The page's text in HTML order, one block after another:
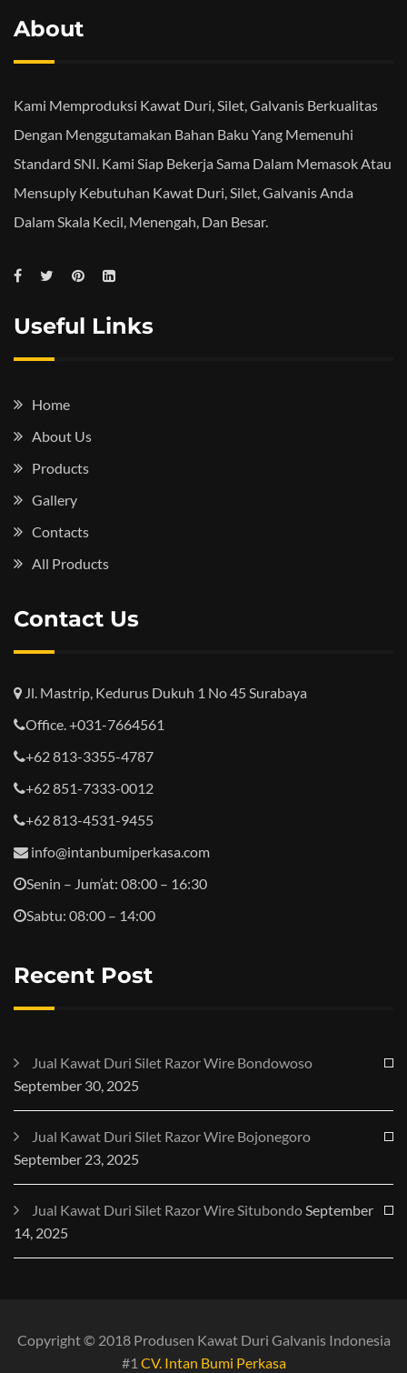
About
Kami Memproduksi Kawat Duri, Silet, Galvanis Berkualitas
Dengan Menggutamakan Bahan Baku Yang Memenuhi
Standard SNI. Kami Siap Bekerja Sama Dalam Memasok Atau
Mensuply Kebutuhan Kawat Duri, Silet, Galvanis Anda
Dalam Skala Kecil, Menengah, Dan Besar.
Useful Links
Home
About Us
Products
Gallery
Contacts
All Products
Contact Us
Jl. Mastrip, Kedurus Dukuh 1 No 45 Surabaya
Office. +031-7664561
+62 813-3355-4787
+62 851-7333-0012
+62 813-4531-9455
info@intanbumiperkasa.com
Senin – Jum’at: 08:00 – 16:30
Sabtu: 08:00 – 14:00
Recent Post
Jual Kawat Duri Silet Razor Wire Bondowoso
September 30, 2025
Jual Kawat Duri Silet Razor Wire Bojonegoro
September 23, 2025
Jual Kawat Duri Silet Razor Wire SitubondoSeptember
14, 2025
Copyright © 2018 Produsen Kawat Duri Galvanis Indonesia
#1 CV. Intan Bumi Perkasa